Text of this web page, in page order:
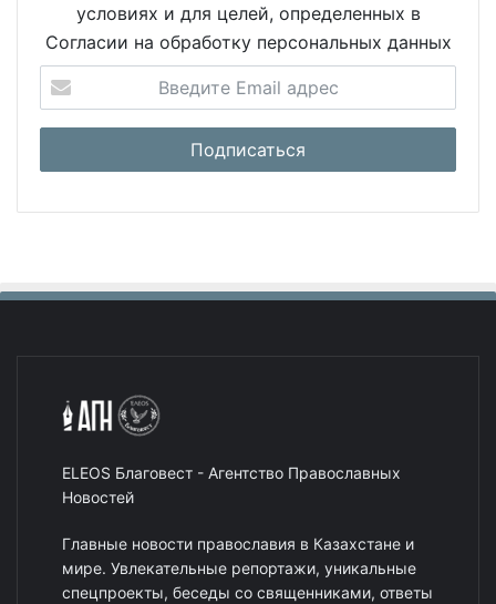
условиях и для целей, определенных в
Согласии на обработку персональных данных
ELEOS Благовест - Агентство Православных
Новостей
Главные новости православия в Казахстане и
мире. Увлекательные репортажи, уникальные
спецпроекты, беседы со священниками, ответы